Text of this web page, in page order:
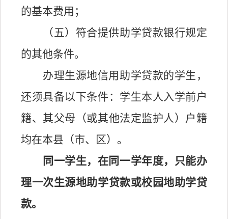
的基本费用；
（五）符合提供助学贷款银行规定
的其他条件。
办理生源地信用助学贷款的学生，
还须具备以下条件：学生本人入学前户
籍、其父母（或其他法定监护人）户籍
均在本县（市、区）。
同一学生，在同一学年度，只能办
理一次生源地助学贷款或校园地助学贷
款。